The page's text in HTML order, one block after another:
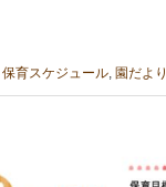
保育スケジュール, 園だより